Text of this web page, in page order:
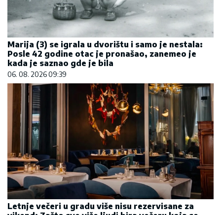
Marija (3) se igrala u dvorištu i samo je nestala:
Posle 42 godine otac je pronašao, zanemeo je
kada je saznao gde je bila
06. 08. 2026 09:39
Letnje večeri u gradu više nisu rezervisane za